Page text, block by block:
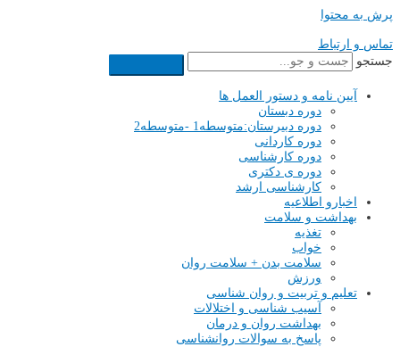
پرش به محتوا
تماس و ارتباط
جستجو
آیین نامه و دستور العمل ها
دوره دبستان
دوره دبیرستان:متوسطه1 -متوسطه2
دوره کاردانی
دوره کارشناسی
دوره ی دکتری
کارشناسی ارشد
اخبارو اطلاعیه
بهداشت و سلامت
تغذیه
خواب
سلامت بدن + سلامت روان
ورزش
تعلیم و تربیت و روان شناسی
آسیب شناسی و اختلالات
بهداشت روان و درمان
پاسخ به سوالات روانشناسی